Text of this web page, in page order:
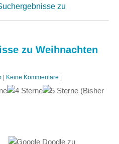
zu
zu Weihnachten
Keine Kommentare
(Bisher